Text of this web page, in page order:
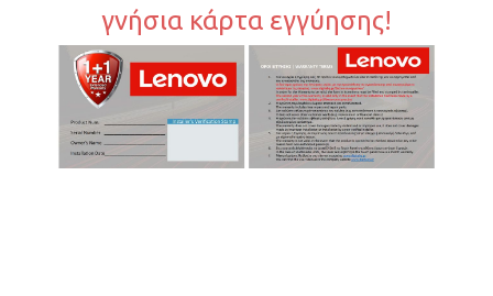
γνήσια κάρτα εγγύησης!